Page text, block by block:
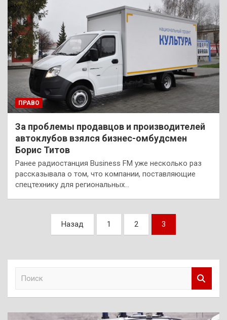
ПРАВО
За проблемы продавцов и производителей
автоклубов взялся бизнес-омбудсмен
Борис Титов
Ранее радиостанция Business FM уже несколько раз
рассказывала о том, что компании, поставляющие
спецтехнику для региональных…
Пагинация
записей
Назад 1 2 3
к